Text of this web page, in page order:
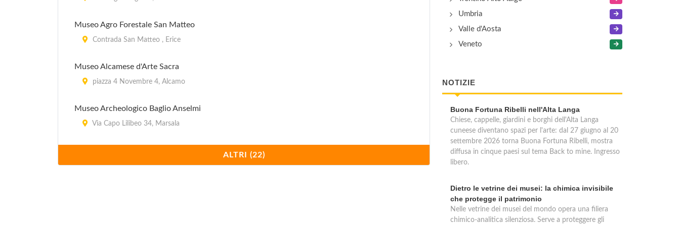
Museo Agro Forestale San Matteo
Contrada San Matteo , Erice
Museo Alcamese d'Arte Sacra
piazza 4 Novembre 4, Alcamo
Museo Archeologico Baglio Anselmi
Via Capo Lilibeo 34, Marsala
Via F.D'Aguirre , Salemi
ALTRI (22)
Umbria
Valle d'Aosta
Veneto
NOTIZIE
Buona Fortuna Ribelli nell'Alta Langa
Chiese, cappelle, giardini e borghi dell'Alta Langa
cuneese diventano spazi per l'arte: dal 27 giugno al 20
settembre 2026 torna Buona Fortuna Ribelli, mostra
diffusa in cinque paesi sul tema Back to mine. Ingresso
libero.
Dietro le vetrine dei musei: la chimica invisibile
che protegge il patrimonio
Nelle vetrine dei musei del mondo opera una filiera
chimico-analitica silenziosa. Serve a proteggere gli